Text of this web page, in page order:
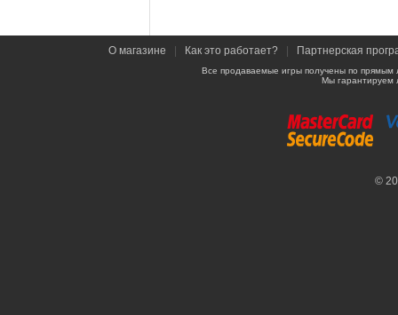
О магазине Как это работает? Партнерская
Все продаваемые игры получены по
Мы гарантируем
©